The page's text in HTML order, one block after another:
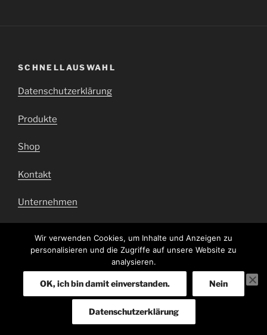
SCHNELLAUSWAHL
Datenschutzerklärung
Produkte
Shop
Kontakt
Unternehmen
Barrierefrei
Wir verwenden Cookies, um Inhalte und Anzeigen zu
personalisieren und die Zugriffe auf unsere Website zu
analysieren.
OK, ich bin damit einverstanden. Nein
Datenschutzerklärung